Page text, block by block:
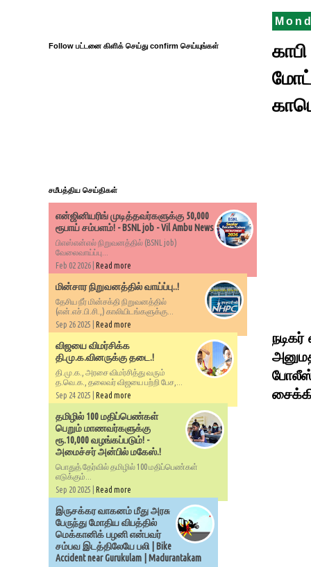
Follow பட்டனை கிளிக் செய்து confirm செய்யுங்கள்
சமீபத்திய செய்திகள்
என்ஜினியரிங் முடித்தவர்களுக்கு 50,000
ரூபாய் சம்பளம்! - BSNL job - Vil Ambu News
பிஎஸ்என்எல் நிறுவனத்தில் (BSNL job)
வேலைவாய்ப்பு...
Feb 02 2026 | Read more
மின்சார நிறுவனத்தில் வாய்ப்பு..!
தேசிய நீர் மின்சக்தி நிறுவனத்தில்
(என்.எச்.பி.சி.,) காலியிடங்களுக்கு...
Sep 26 2025 | Read more
விஜயை விமர்சிக்க
தி.மு.க.வினருக்கு தடை.!
தி.மு.க., அரசை விமர்சித்து வரும்
த.வெ.க., தலைவர் விஜயை பற்றி பேச,...
Sep 24 2025 | Read more
தமிழில் 100 மதிப்பெண்கள்
பெறும் மாணவர்களுக்கு
ரூ.10,000 வழங்கப்படும்! -
அமைச்சர் அன்பில் மகேஸ்.!
பொதுத் தேர்வில் தமிழில் 100 மதிப்பெண்கள்
எடுக்கும்...
Sep 20 2025 | Read more
இருசக்கர வாகனம் மீது அரசு
பேருந்து மோதிய விபத்தில்
மெக்கானிக் பழனி என்பவர்
சம்பவ இடத்திலேயே பலி | Bike
Accident near Gurukulam | Madurantakam